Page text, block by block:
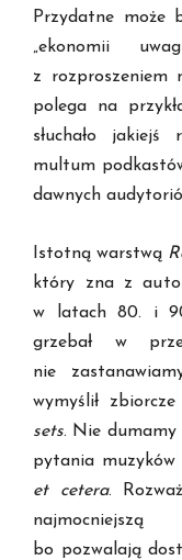
Przydatne może
„ekonomii
z rozproszeniem
polega na
słuchało
multum
dawnych
Istotną warstwą
który zna z
w latach 80. i
grzebał w
nie
wymyślił
sets. Nie dumamy
pytania
et cetera.
bo pozwalają